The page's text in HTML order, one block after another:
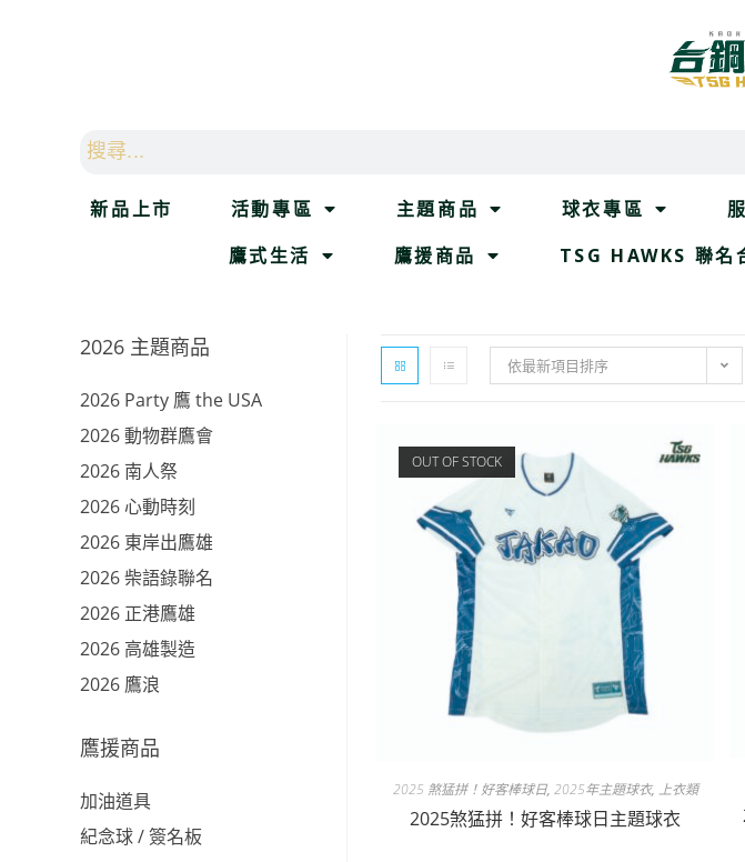
新品上市 活動專區 主題商品 球衣專區
鷹式生活
鷹援商品 TSG HAWKS 聯名
依最新項目排序
OUT OF STOCK
2025 煞猛拼！好客棒球日, 2025年主題球衣, 上衣類
2025煞猛拼！好客棒球日主題球衣
2026 主題商品
2026 Party 鷹 the USA
2026 動物群鷹會
2026 南人祭
2026 心動時刻
2026 東岸出鷹雄
2026 柴語錄聯名
2026 正港鷹雄
2026 高雄製造
2026 鷹浪
鷹援商品
加油道具
紀念球 / 簽名板